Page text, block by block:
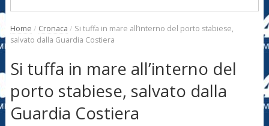
Home / Cronaca / Si tuffa in mare all’interno del porto stabiese,
salvato dalla Guardia Costiera
Si tuffa in mare all’interno del
porto stabiese, salvato dalla
Guardia Costiera